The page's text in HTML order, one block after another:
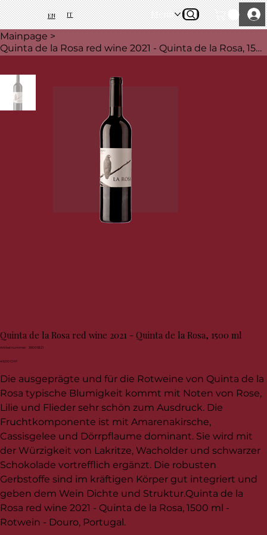
EN IT Menü
Mainpage >
Quinta de la Rosa red wine 2021 - Quinta de la Rosa, 1500 ml
Quinta de la Rosa red wine 2021 - Quinta de la Rosa, 1500 ml
Artikelnummer:
Artikelnummer:
39001821
Preis
49,00 CHF
Die ausgeprägte und für die Rotweine von Quinta de la
Rosa typische Blumigkeit kommt mit Noten von Rose,
Lilie und Flieder sehr schön zum Ausdruck. Die
Fruchtkomponente ist mit Amarenakirsche,
Cassisgelee und Dörrpflaume dominant. Sie wird mit
der Würzigkeit von Lakritze, Wacholder und schwarzer
Schokolade vortrefflich ergänzt. Die robusten
Gerbstoffe sind im kräftigen Körper gut integriert und
geben dem Wein Dichte und Struktur.Quinta de la
Rosa red wine 2021 - Quinta de la Rosa, 1500 ml -
Rotwein - Douro, Portugal.